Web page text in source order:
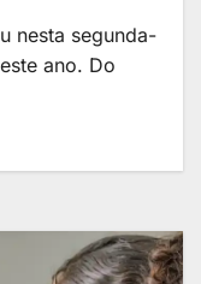
nesta segunda-
ano. Do